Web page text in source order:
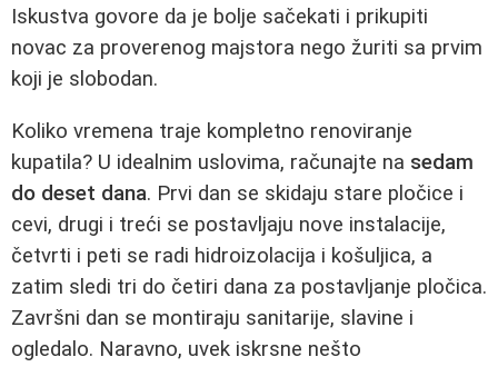
Iskustva govore da je bolje sačekati i prikupiti
novac za proverenog majstora nego žuriti sa prvim
koji je slobodan.
Koliko vremena traje kompletno renoviranje
kupatila? U idealnim uslovima, računajte na sedam
do deset dana. Prvi dan se skidaju stare pločice i
cevi, drugi i treći se postavljaju nove instalacije,
četvrti i peti se radi hidroizolacija i košuljica, a
zatim sledi tri do četiri dana za postavljanje pločica.
Završni dan se montiraju sanitarije, slavine i
ogledalo. Naravno, uvek iskrsne nešto